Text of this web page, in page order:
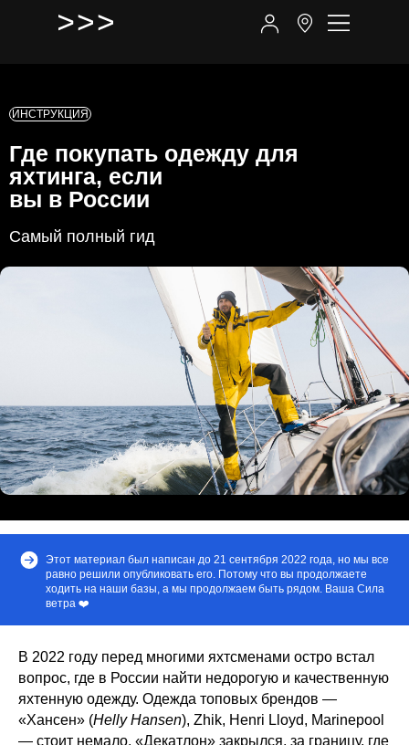
Где покупать одежду для
яхтинга, если
вы в России
Самый полный гид
ИНСТРУКЦИЯ
Этот материал был написан до 21 сентября 2022 года, но мы все
равно решили опубликовать его. Потому что вы продолжаете
ходить на наши базы, а мы продолжаем быть рядом. Ваша Сила
ветра ❤️
В 2022 году перед многими яхтсменами остро встал
вопрос, где в России найти недорогую и качественную
яхтенную одежду. Одежда топовых брендов —
«Хансен» (Helly Hansen), Zhik, Henri Lloyd, Marinepool
— стоит немало, «Декатлон» закрылся, за границу, где